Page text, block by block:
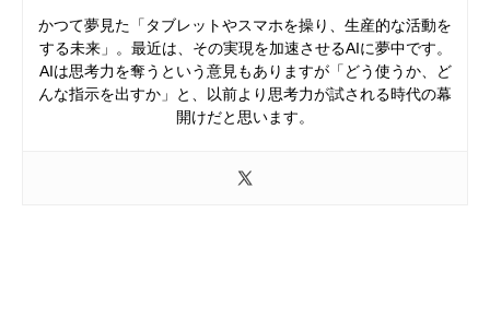
かつて夢見た「タブレットやスマホを操り、生産的な活動を
する未来」。最近は、その実現を加速させるAIに夢中です。
AIは思考力を奪うという意見もありますが「どう使うか、ど
んな指示を出すか」と、以前より思考力が試される時代の幕
開けだと思います。